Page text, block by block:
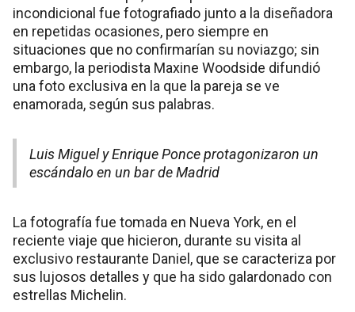
incondicional fue fotografiado junto a la diseñadora
en repetidas ocasiones, pero siempre en
situaciones que no confirmarían su noviazgo; sin
embargo, la periodista Maxine Woodside difundió
una foto exclusiva en la que la pareja se ve
enamorada, según sus palabras.
Luis Miguel y Enrique Ponce protagonizaron un
escándalo en un bar de Madrid
La fotografía fue tomada en Nueva York, en el
reciente viaje que hicieron, durante su visita al
exclusivo restaurante Daniel, que se caracteriza por
sus lujosos detalles y que ha sido galardonado con
estrellas Michelin.